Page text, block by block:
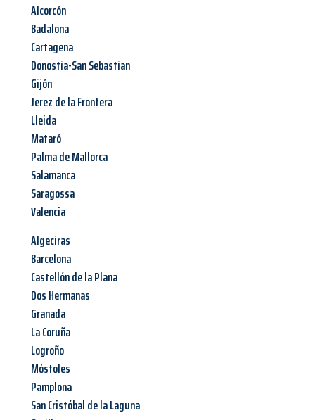
Alcorcón
Badalona
Cartagena
Donostia-San Sebastian
Gijón
Jerez de la Frontera
Lleida
Mataró
Palma de Mallorca
Salamanca
Saragossa
Valencia
Algeciras
Barcelona
Castellón de la Plana
Dos Hermanas
Granada
La Coruña
Logroño
Móstoles
Pamplona
San Cristóbal de la Laguna